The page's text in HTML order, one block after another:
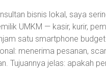
bisnis lokal, saya
UMKM — kasir, kurir,
satu smartphone
menerima pesanan,
Tujuannya jelas: apakah